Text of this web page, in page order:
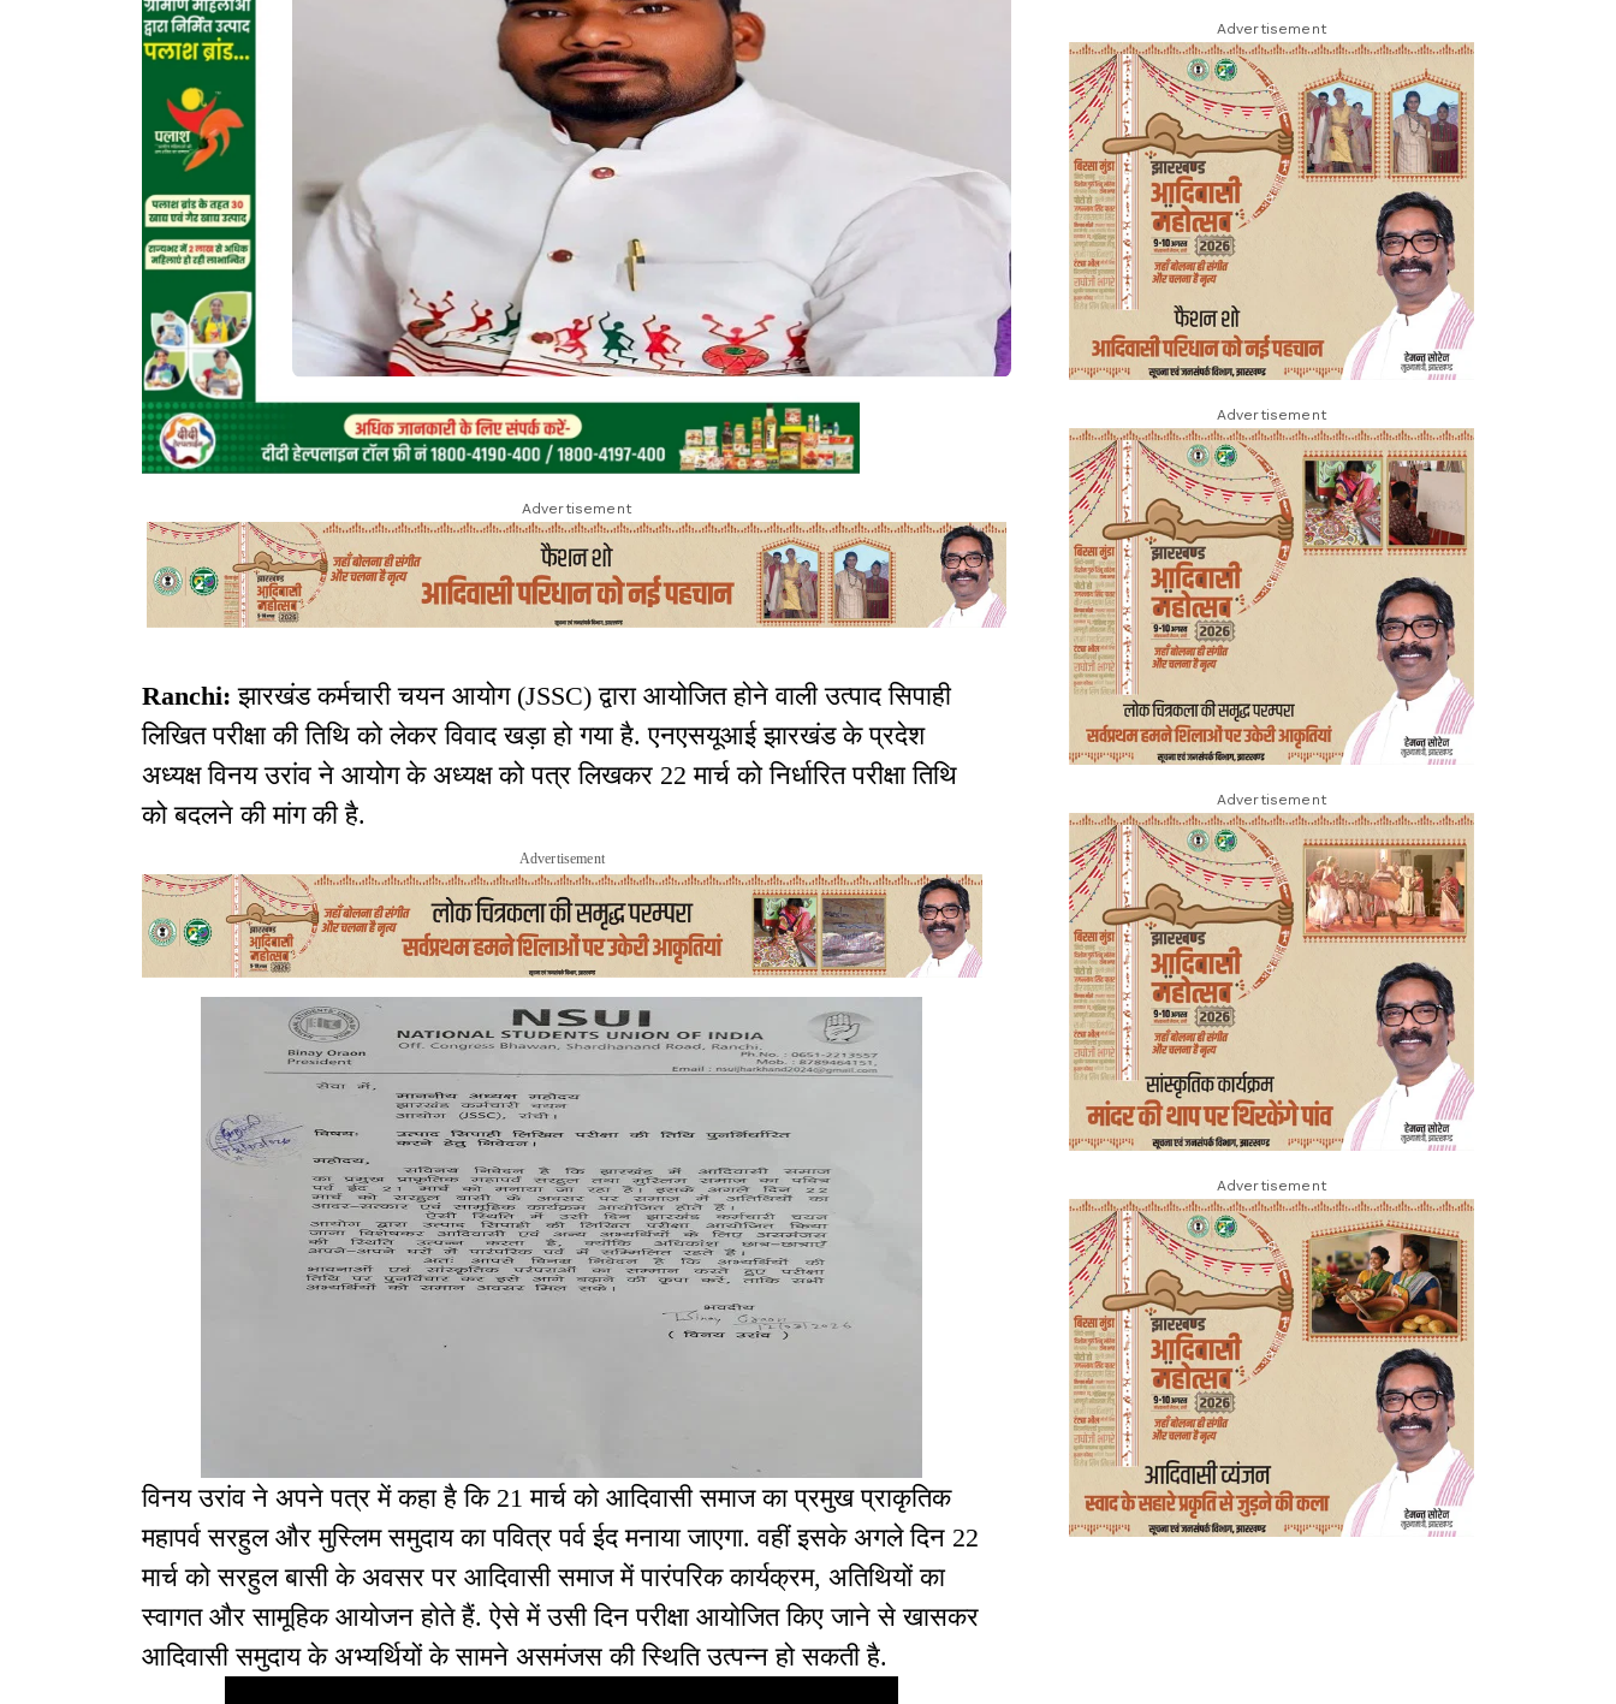
Advertisement
Ranchi:झारखंड कर्मचारी चयन आयोग (JSSC) द्वारा आयोजित होने वाली उत्पाद सिपाही
लिखित परीक्षा की तिथि को लेकर विवाद खड़ा हो गया है. एनएसयूआई झारखंड के प्रदेश
अध्यक्ष विनय उरांव ने आयोग के अध्यक्ष को पत्र लिखकर 22 मार्च को निर्धारित परीक्षा तिथि
को बदलने की मांग की है.
Advertisement
विनय उरांव ने अपने पत्र में कहा है कि 21 मार्च को आदिवासी समाज का प्रमुख प्राकृतिक
महापर्व सरहुल और मुस्लिम समुदाय का पवित्र पर्व ईद मनाया जाएगा. वहीं इसके अगले दिन 22
मार्च को सरहुल बासी के अवसर पर आदिवासी समाज में पारंपरिक कार्यक्रम, अतिथियों का
स्वागत और सामूहिक आयोजन होते हैं. ऐसे में उसी दिन परीक्षा आयोजित किए जाने से खासकर
आदिवासी समुदाय के अभ्यर्थियों के सामने असमंजस की स्थिति उत्पन्न हो सकती है.
Advertisement
Advertisement
Advertisement
Advertisement